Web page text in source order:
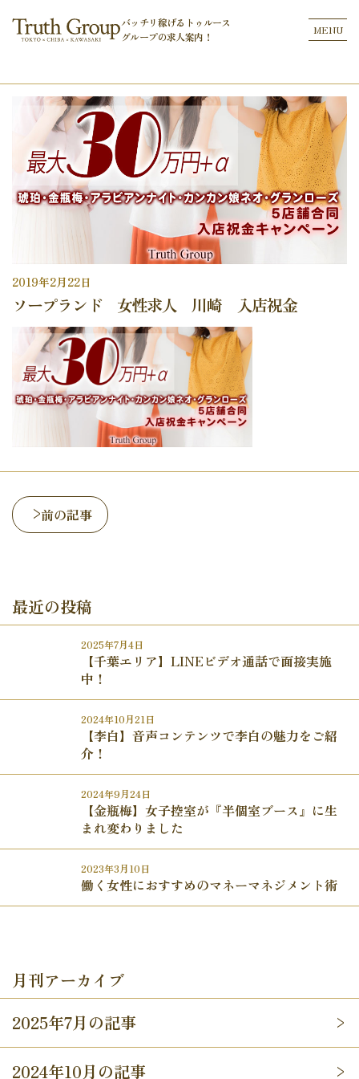
バッチリ稼げるトゥルース
グループの求人案内！
MENU
2019年2月22日
ソープランド 女性求人 川崎 入店祝金
前の記事
最近の投稿
2025年7月4日
【千葉エリア】LINEビデオ通話で面接実施
中！
2024年10月21日
【李白】音声コンテンツで李白の魅力をご紹
介！
2024年9月24日
【金瓶梅】女子控室が『半個室ブース』に生
まれ変わりました
2023年3月10日
働く女性におすすめのマネーマネジメント術
月刊アーカイブ
2025年7月の記事
2024年10月の記事